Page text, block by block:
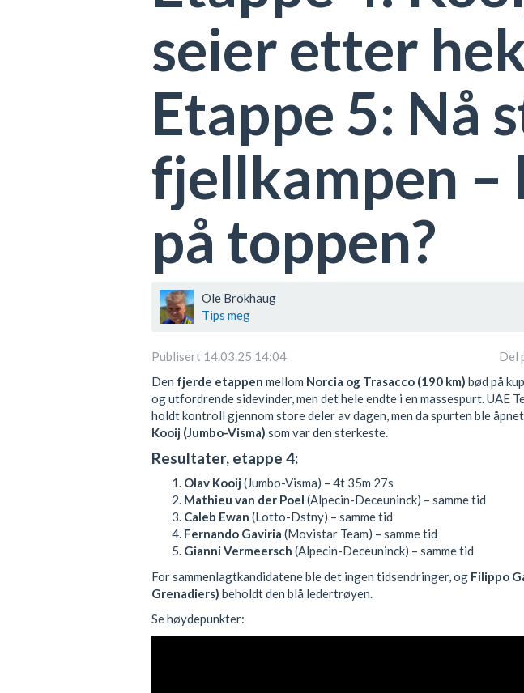
seier etter
Etappe 5: Nå
fjellkampen –
på toppen?
Ole Brokhaug
Tips meg
Publisert 14.03.25 14:04 Del
Den fjerde etappen mellom Norcia og Trasacco (190 km) bød på
og utfordrende sidevinder, men det hele endte i en massespurt. UAE
holdt kontroll gjennom store deler av dagen, men da spurten ble
Kooij (Jumbo-Visma) som var den sterkeste.
Resultater, etappe 4:
Olav Kooij(Jumbo-Visma) – 4t 35m 27s
Mathieu van der Poel (Alpecin-Deceuninck) – samme tid
Caleb Ewan (Lotto-Dstny) – samme tid
Fernando Gaviria (Movistar Team) – samme tid
Gianni Vermeersch (Alpecin-Deceuninck) – samme tid
For sammenlagtkandidatene ble det ingen tidsendringer, og Filippo
Grenadiers) beholdt den blå ledertrøyen.
Se høydepunkter: